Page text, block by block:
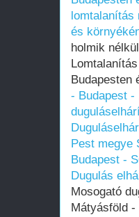
lomtalanítás
és
holmik
Budapesten
- Budapest -
Pest megye
Budapest -
Dugulás
Mosogató
Mátyásföld